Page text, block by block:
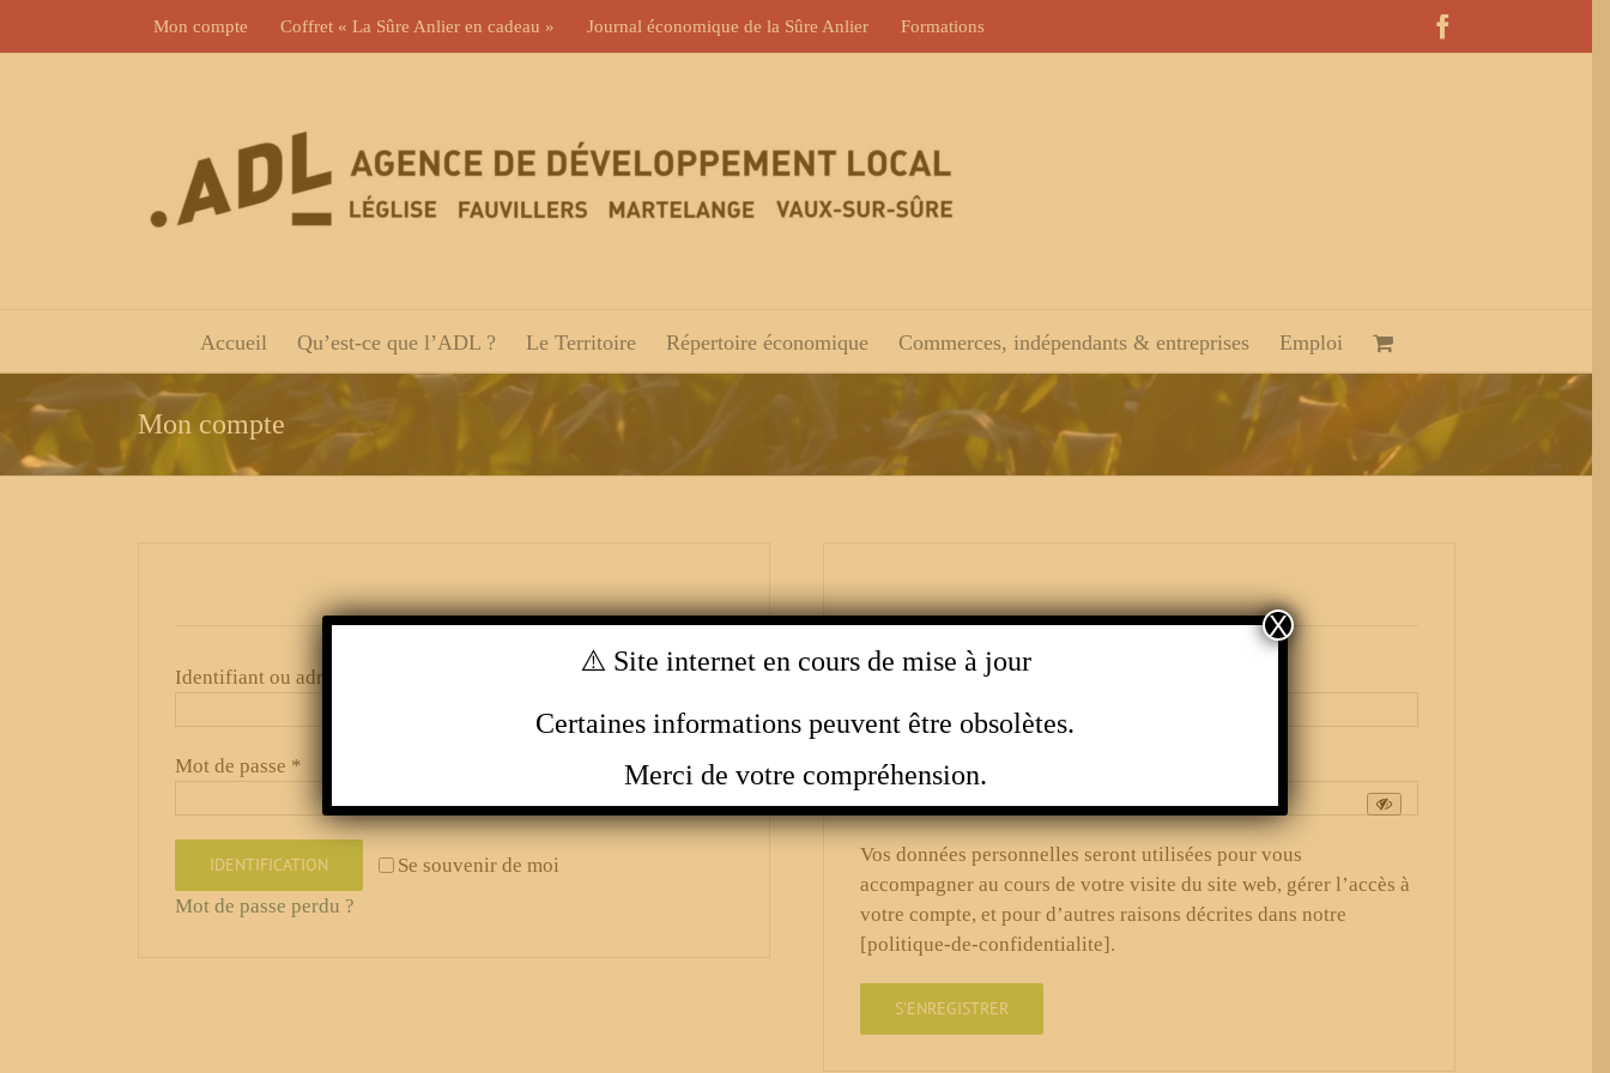
Mon compte Coffret « La Sûre Anlier en cadeau » Journal économique de la Sûre Anlier Formations
Accueil Qu’est-ce que l’ADL ? Le Territoire Répertoire économique Commerces, indépendants & entreprises Emploi
Mon compte
Identifiant ou adresse de messagerie Obligatoire
Mot de passe *Obligatoire
Se souvenir de moi
IDENTIFICATION
Mot de passe perdu ?
S’enregistrer
Adresse de messagerie
Mot de passe*
Vos données personnelles seront utilisées pour vous
accompagner au cours de votre visite du site web, gérer l’accès à
votre compte, et pour d’autres raisons décrites dans notre
[politique-de-confidentialite].
S’ENREGISTRER
⚠️ Site internet en cours de mise à jour
Certaines informations peuvent être obsolètes.
Merci de votre compréhension.
X